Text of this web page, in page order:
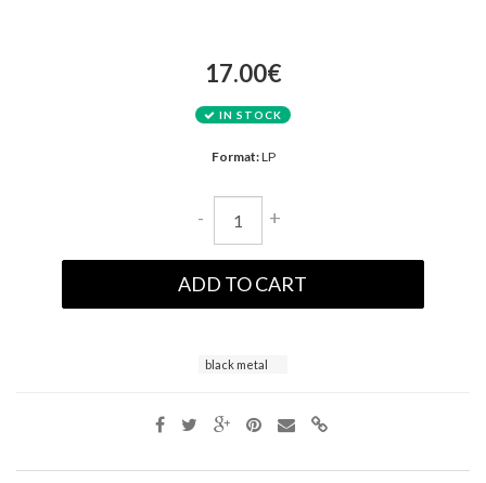
17.00€
IN STOCK
Format:LP
- +
ADD TO CART
black metal